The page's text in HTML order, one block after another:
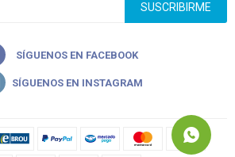
SUSCRIBIRME